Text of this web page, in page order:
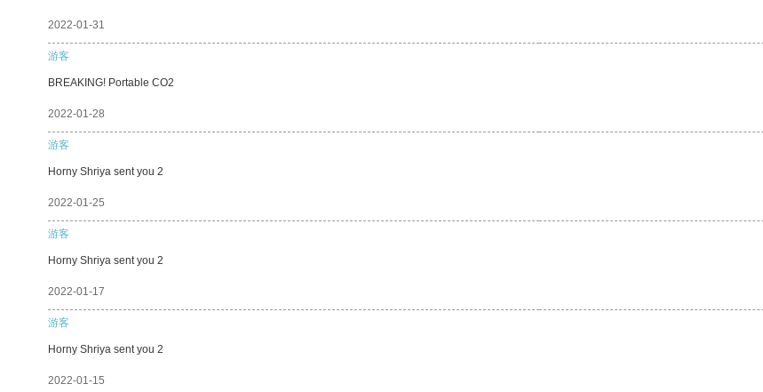
2022-01-31
游客
BREAKING! Portable CO2
2022-01-28
游客
Horny Shriya sent you 2
2022-01-25
游客
Horny Shriya sent you 2
2022-01-17
游客
Horny Shriya sent you 2
2022-01-15